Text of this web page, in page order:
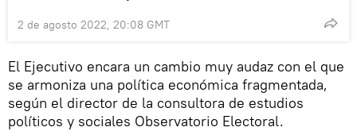
2 de agosto 2022, 20:08 GMT
El Ejecutivo encara un cambio muy audaz con el que
se armoniza una política económica fragmentada,
según el director de la consultora de estudios
políticos y sociales Observatorio Electoral.